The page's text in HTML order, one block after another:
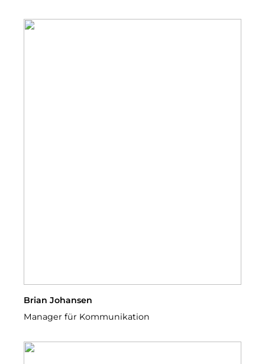
Brian Johansen
Manager für Kommunikation